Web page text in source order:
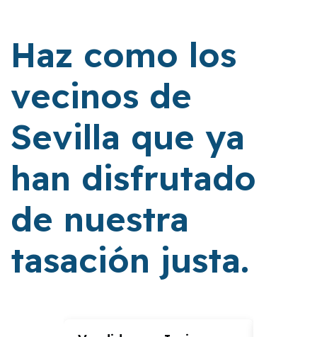
Haz como los
vecinos de
Sevilla que ya
han disfrutado
de nuestra
tasación justa.